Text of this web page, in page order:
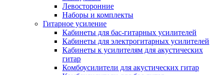
Левосторонние
Наборы и комплекты
Гитарное усиление
Кабинеты для бас-гитарных усилителей
Кабинеты для электрогитарных усилителей
Кабинеты к усилителям для акустических
гитар
Комбоусилители для акустических гитар